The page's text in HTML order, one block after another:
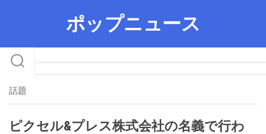
ポップニュース
話題
ピクセル&プレス株式会社の名義で行わ